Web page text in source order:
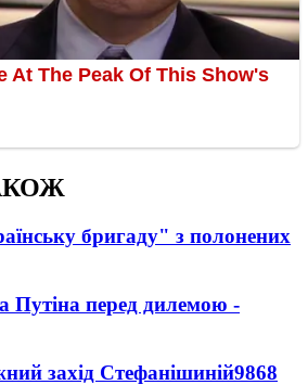
бригаду" з полонених
Путіна перед дилемою -
захід Стефанішиній9868